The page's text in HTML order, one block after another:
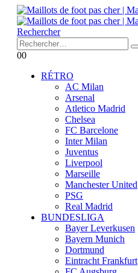
Rechercher
00
RÉTRO
AC Milan
Arsenal
Atletico Madrid
Chelsea
FC Barcelone
Inter Milan
Juventus
Liverpool
Marseille
Manchester United
PSG
Real Madrid
BUNDESLIGA
Bayer Leverkusen
Bayern Munich
Dortmund
Eintracht Frankfurt